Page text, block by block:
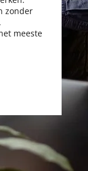
zonder
meeste